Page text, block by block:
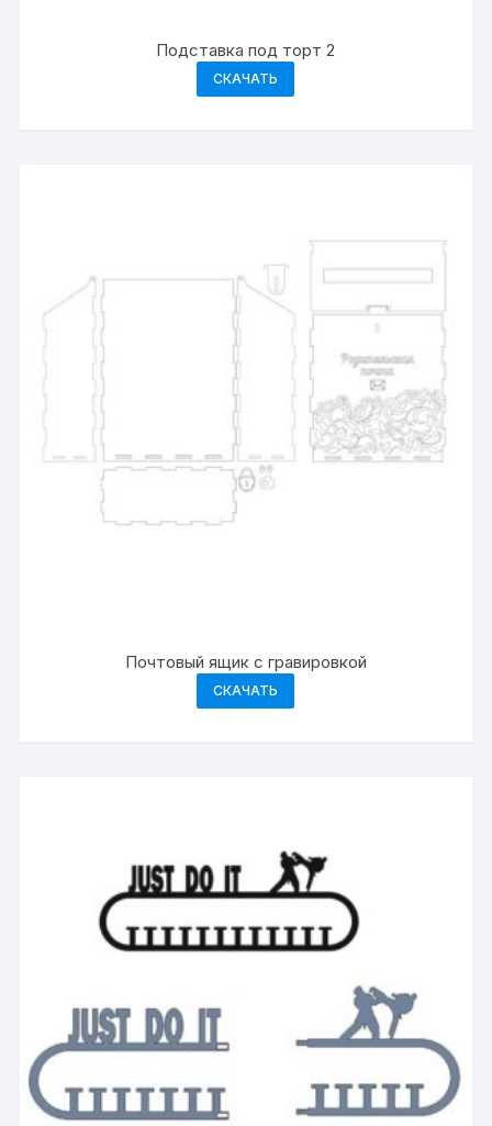
Подставка под торт 2
СКАЧАТЬ
Почтовый ящик с гравировкой
СКАЧАТЬ